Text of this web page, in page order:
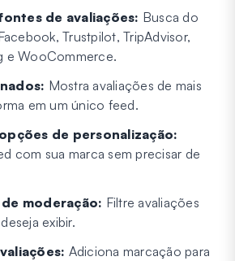
de avaliações: Busca do
Trustpilot, TripAdvisor,
e WooCommerce.
Mostra avaliações de mais
em um único feed.
de personalização:
com sua marca sem precisar de
moderação: Filtre avaliações
exibir.
Adiciona marcação para